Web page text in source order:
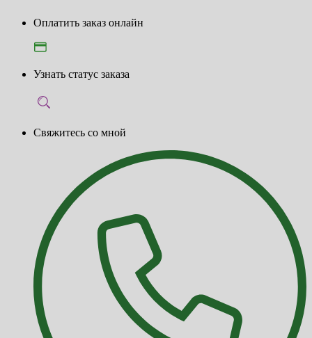
Оплатить заказ онлайн
Узнать статус заказа
Свяжитесь со мной